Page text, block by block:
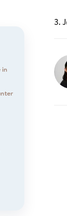
in
3.